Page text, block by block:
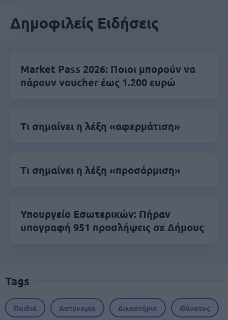
Δημοφιλείς Ειδήσεις
Market Pass 2026: Ποιοι μπορούν να
πάρουν voucher έως 1.200 ευρώ
Τι σημαίνει η λέξη «αφερμάτιση»
Τι σημαίνει η λέξη «προσόρμιση»
Υπουργείο Εσωτερικών: Πήραν
υπογραφή 951 προσλήψεις σε Δήμους
Tags
Παιδιά Αστυνομία Δικαστήρια Θάνατος